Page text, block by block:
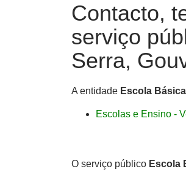
Contacto,
serviço
Serra,
A entidade Escola
Escolas e Ensino -
O serviço público Escola